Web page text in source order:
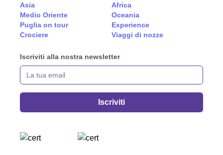
Asia
Africa
Medio Oriente
Oceania
Puglia on tour
Experience
Crociere
Viaggi di nozze
Iscriviti alla nostra newsletter
La tua email
Iscriviti